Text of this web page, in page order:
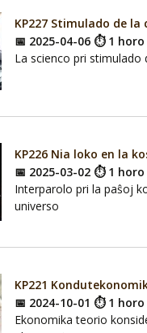
KP227 Stimulado de la
📅 2025-04-06 ⏱ 1
La scienco pri stimulado
KP226 Nia loko en la
📅 2025-03-02 ⏱ 1
Interparolo pri la paŝoj
universo
KP221
📅 2024-10-01 ⏱ 1
Ekonomika teorio